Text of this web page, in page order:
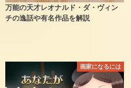
万能の天才レオナルド・ダ・ヴィン
チの逸話や有名作品を解説
画家になるには